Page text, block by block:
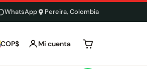
WhatsApp Pereira, Colombia
COP$ Mi cuenta Tu carrito está